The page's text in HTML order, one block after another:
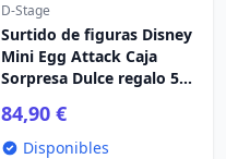
D-Stage
Surtido de figuras Disney
Mini Egg Attack Caja
Sorpresa Dulce regalo 5
84,90 €
Disponibles